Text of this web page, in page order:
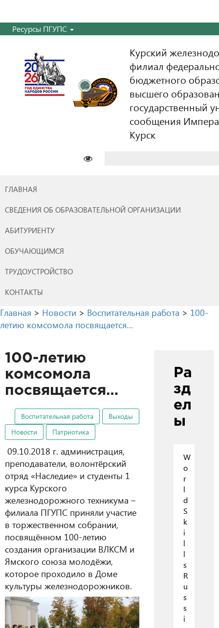
Ресурсы ПГУПС
Курский
филиал
бюджетного
высшего
государственный
сообщения
Курск
ГЛАВНАЯ
СВЕДЕНИЯ ОБ ОБРАЗОВАТЕЛЬНОЙ ОРГАНИЗАЦИИ
АБИТУРИЕНТУ
ОБУЧАЮЩИМСЯ
ТРУДОУСТРОЙСТВО
КОНТАКТЫ
Главная > Новости > Воспитательная работа > 100-
летию комсомола посвящается…
100-летию
комсомола
посвящается…
Воспитательная работа
Выходы
Новости
Патриотика
09.10.2018 г. администрация,
преподаватели, волонтёрский
отряд «Наследие» и студенты 1
курса Курского
железнодорожного техникума –
филиала ПГУПС приняли участие
в торжественном собрании,
посвящённом 100-летию
создания организации ВЛКСМ и
Ямского союза молодёжи,
которое проходило в Доме
культуры железнодорожников.
Ра
зд
ел
ы
W
o
r
l
d
S
k
i
l
l
s
R
u
s
s
i